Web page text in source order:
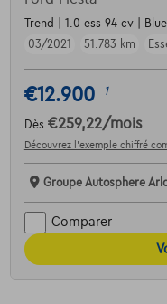
Trend | 1.0 ess 94 cv |
03/2021
51.783 km
€12.900 1
Dès €259,22/mois
Découvrez l’exemple chiffré
Groupe Autosphere
Comparer